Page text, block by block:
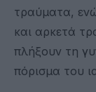
τραύματα,
και αρκετά
πλήξουν τη
πόρισμα του